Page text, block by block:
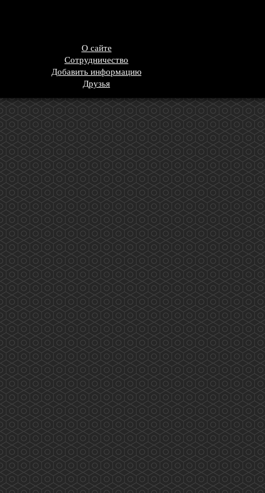
О сайте
Сотрудничество
Добавить информацию
Друзья